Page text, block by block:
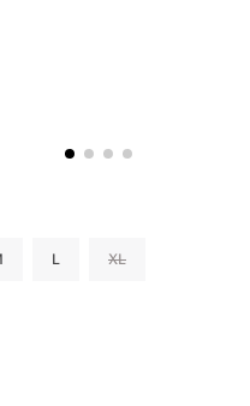
L XL